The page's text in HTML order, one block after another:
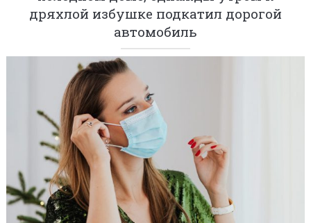
дряхлой избушке подкатил дорогой
автомобиль